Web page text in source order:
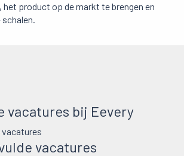
product op de markt te brengen en
vacatures
vacatures bij Eevery
vacatures